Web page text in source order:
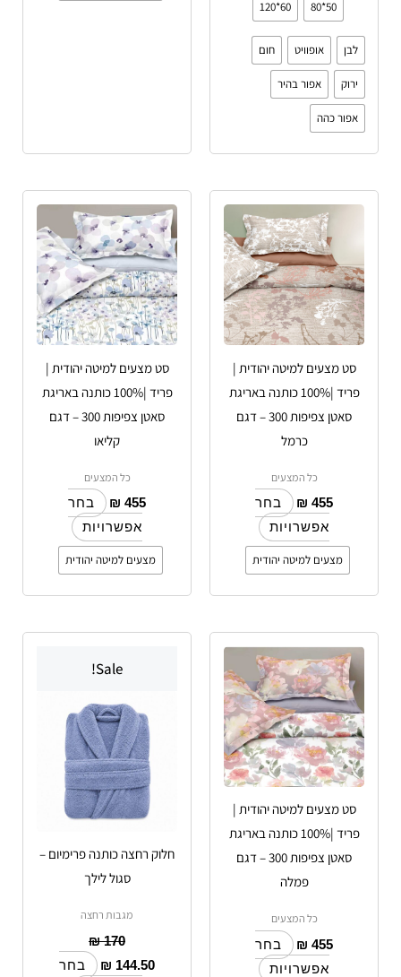
50*80
60*120
לבן אופוויט חום
ירוק אפור בהיר
אפור כהה
סט מצעים למיטה יהודית |
פריד |100% כותנה באריגת
סאטן צפיפות 300 – דגם
כרמל
כל המצעים
₪ 455
בחר
אפשרויות
למוצר
זה
יש
מספר
סוגים.
ניתן
לבחור
את
האפשרויות
בעמוד
מצעים למיטה יהודית
סט מצעים למיטה יהודית |
פריד |100% כותנה באריגת
סאטן צפיפות 300 – דגם
קליאו
כל המצעים
₪ 455
בחר
אפשרויות
למוצר
יש
מספר
סוגים.
ניתן
לבחור
את
האפשרויות
בעמוד
מצעים למיטה יהודית
סט מצעים למיטה יהודית |
פריד |100% כותנה באריגת
סאטן צפיפות 300 – דגם
פמלה
כל המצעים
₪ 455
בחר
אפשרויות
למוצר
זה
יש
מספר
סוגים.
ניתן
לבחור
את
האפשרויות
בעמוד
Sale!
חלוק רחצה כותנה פרימיום –
סגול לילך
מגבות רחצה
₪170
₪ 144.50
בחר
מספר
סוגים.
ניתן
לבחור
את
בעמוד